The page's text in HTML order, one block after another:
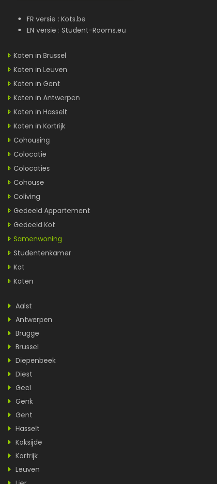
FR versie : Kots.be
EN versie : Student-Rooms.eu
Koten in Brussel
Koten in Leuven
Koten in Gent
Koten in Antwerpen
Koten in Hasselt
Koten in Kortrijk
Cohousing
Colocatie
Colocaties
Cohouse
Coliving
Gedeeld Appartement
Gedeeld Kot
Samenwoning
Studentenkamer
Kot
Koten
Aalst
Antwerpen
Brugge
Brussel
Diepenbeek
Diest
Geel
Genk
Gent
Hasselt
Koksijde
Kortrijk
Leuven